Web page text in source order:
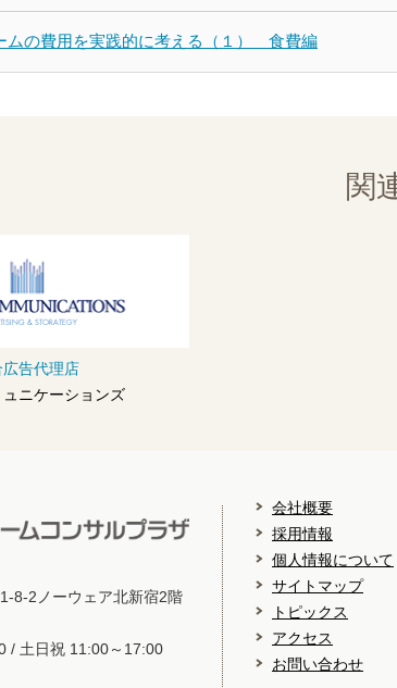
ムの費用を実践的に考える（１） 食費編
関
広告代理店
ニケーションズ
8-2ノーウェア北新宿2階
/ 土日祝 11:00～17:00
会社概要
採用情報
個人情報について
サイトマップ
トピックス
アクセス
お問い合わせ